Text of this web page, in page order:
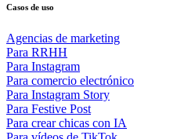
Casos de uso
Agencias de marketing
Para RRHH
Para Instagram
Para comercio electrónico
Para Instagram Story
Para Festive Post
Para crear chicas con IA